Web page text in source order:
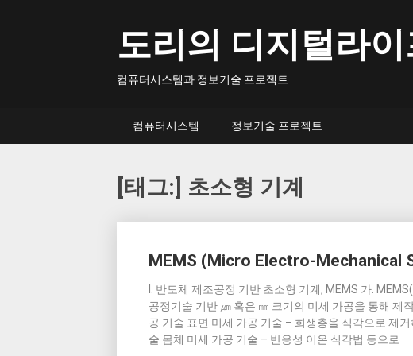
도리의 디지털라
컴퓨터시스템과 정보기술 프로젝트
컴퓨터시스템 정보기술 프로젝트
[태그:] 초소형 기계
MEMS (Micro Electro-Mechanical
I. 반도체 제조공정 기반 초소형 기계, MEMS 가.
공정기술 기반 ㎛ 혹은 ㎜ 크기의 미세 가공을 통해 제
공 기술 표면 미세 가공 기술 – 희생층을 식각으로 제
술 몸체 미세 가공 기술 – 반응성 이온 식각법 등으로
navigation